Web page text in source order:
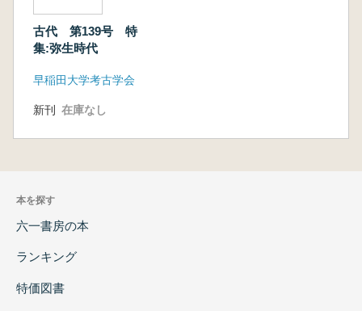
古代 第139号 特
集:弥生時代
早稲田大学考古学会
新刊 在庫なし
本を探す
六一書房の本
ランキング
特価図書